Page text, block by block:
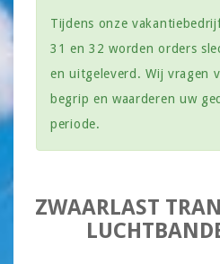
Tijdens onze
31 en 32 worden orders
en uitgeleverd. Wij vragen
begrip en waarderen uw
periode.
ZWAARLAST